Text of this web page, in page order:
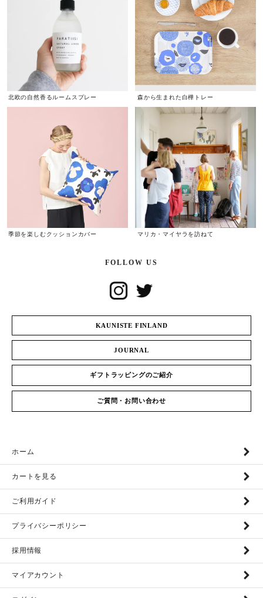
北欧の自然香るルームスプレー 森から生まれた白樺トレー
季節を楽しむクッションカバー マリカ・マイヤラを訪ねて
FOLLOW US
KAUNISTE FINLAND
JOURNAL
ギフトラッピングのご紹介
ご質問・お問い合わせ
ホーム
カートを見る
ご利用ガイド
プライバシーポリシー
採用情報
マイアカウント